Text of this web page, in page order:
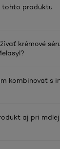
tohto produktu
krémové
kombinovať s
aj pri